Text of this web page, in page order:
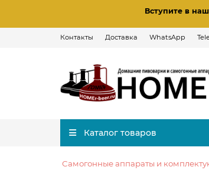
Вступите в
Контакты Доставка WhatsApp
Каталог товаров
Самогонные аппараты и